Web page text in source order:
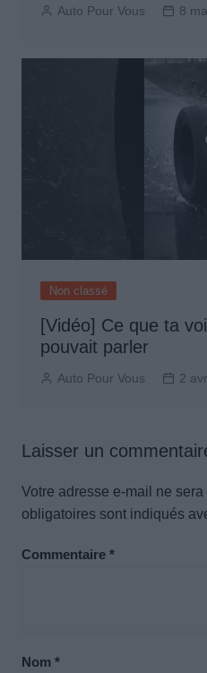
Auto Pour Vous 8
Non classé
[Vidéo] Ce que ta
pouvait parler
Auto Pour Vous 2
Laisser un
Votre adresse e-mail ne
obligatoires sont indiqués
Commentaire *
Nom *